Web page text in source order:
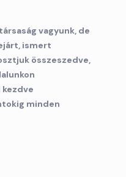
vagyunk, de
ismert
összeszedve,
minden